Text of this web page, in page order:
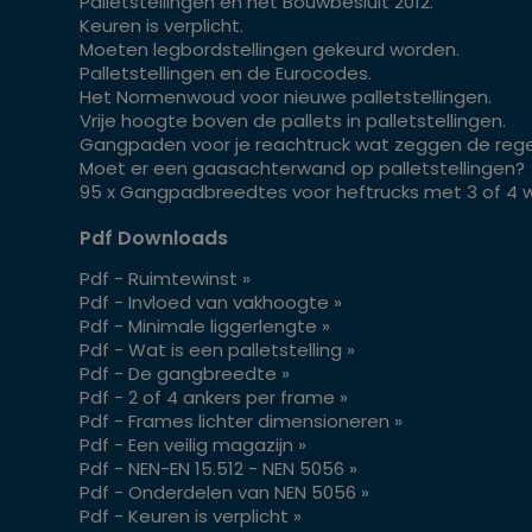
Keuren is verplicht.
Moeten legbordstellingen gekeurd worden.
Palletstellingen en de Eurocodes.
Het Normenwoud voor nieuwe palletstellingen.
Vrije hoogte boven de pallets in palletstellingen.
Gangpaden voor je reachtruck wat zeggen de
Moet er een gaasachterwand op palletstellingen?
95 x Gangpadbreedtes voor heftrucks met 3 of 4
Pdf Downloads
Pdf - Ruimtewinst »
Pdf - Invloed van vakhoogte »
Pdf - Minimale liggerlengte »
Pdf - Wat is een palletstelling »
Pdf - De gangbreedte »
Pdf - 2 of 4 ankers per frame »
Pdf - Frames lichter dimensioneren »
Pdf - Een veilig magazijn »
Pdf - NEN-EN 15.512 - NEN 5056 »
Pdf - Onderdelen van NEN 5056 »
Pdf - Keuren is verplicht »